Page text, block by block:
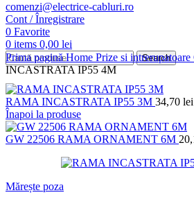
comenzi@electrice-cabluri.ro
Cont / Înregistrare
0 Favorite
0 items 0,00 lei
Search
Prima paginăHome Prize si intrerupatoare
INCASTRATA IP55 4M
RAMA INCASTRATA IP55 3M 34,70 lei
Înapoi la produse
GW 22506 RAMA ORNAMENT 6M
Mărește poza